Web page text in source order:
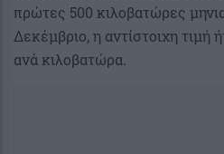
πρώτες 500 κιλοβατώρες
Δεκέμβριο, η αντίστοιχη τιμή
ανά κιλοβατώρα.